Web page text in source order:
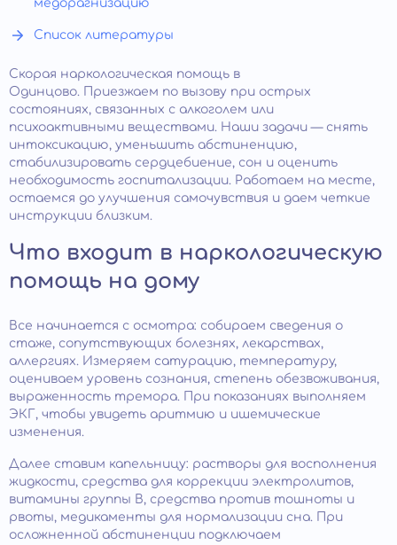
медорагнизацию
Список литературы
Скорая наркологическая помощь в
Одинцово. Приезжаем по вызову при острых
состояниях, связанных с алкоголем или
психоактивными веществами. Наши задачи — снять
интоксикацию, уменьшить абстиненцию,
стабилизировать сердцебиение, сон и оценить
необходимость госпитализации. Работаем на месте,
остаемся до улучшения самочувствия и даем четкие
инструкции близким.
Что входит в наркологическую
помощь на дому
Все начинается с осмотра: собираем сведения о
стаже, сопутствующих болезнях, лекарствах,
аллергиях. Измеряем сатурацию, температуру,
оцениваем уровень сознания, степень обезвоживания,
выраженность тремора. При показаниях выполняем
ЭКГ, чтобы увидеть аритмию и ишемические
изменения.
Далее ставим капельницу: растворы для восполнения
жидкости, средства для коррекции электролитов,
витамины группы B, средства против тошноты и
рвоты, медикаменты для нормализации сна. При
осложненной абстиненции подключаем